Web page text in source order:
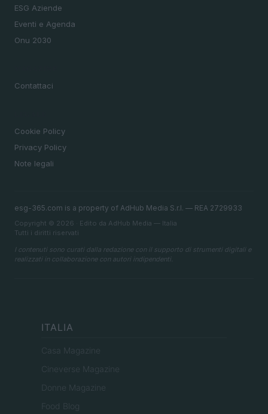
ESG Aziende
Eventi e Agenda
Onu 2030
Contattaci
Cookie Policy
Privacy Policy
Note legali
esg-365.com is a property of AdHub Media S.r.l. — REA 2729933
Copyright © 2026 · Edito da AdHub Media — Italia
Tutti i diritti riservati
I contenuti sono curati dalla redazione con il supporto di strumenti digitali e
realizzati in collaborazione con autori indipendenti.
ITALIA
Casa Magazine
Cineverse Magazine
Donne Magazine
Food Blog